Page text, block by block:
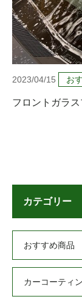
2023/04/15 お
フロントガラ
カテゴリー
おすすめ商品
カーコーティ